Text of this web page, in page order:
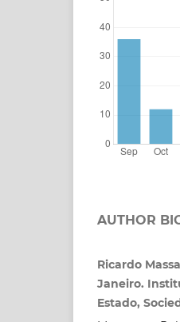
AUTHOR
Ricardo
Janeiro.
Estado,